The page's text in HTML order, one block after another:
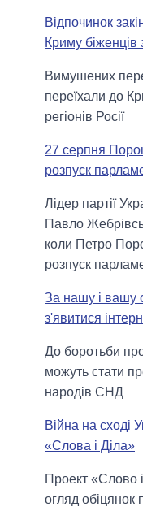
Відпочинок
Криму біженців
Вимушених
переїхали до
регіонів Росії
27 серпня
розпуск
Лідер партії
Павло
коли Петро
розпуск
За нашу і вашу
з'явитися
До боротьби
можуть стати
народів СНД
Війна на сході
«Слова і Діла»
Проект «Слово
огляд обіцянок